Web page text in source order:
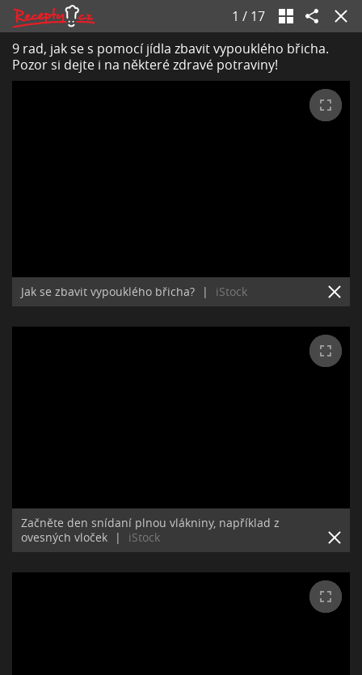
1 / 17
9 rad, jak se s pomocí jídla zbavit vypouklého břicha.
Pozor si dejte i na některé zdravé potraviny!
Jak se zbavit vypouklého břicha? | iStock
Začněte den snídaní plnou vlákniny, například z
ovesných vloček
| iStock